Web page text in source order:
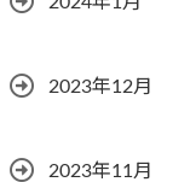
2023年12月
2023年11月